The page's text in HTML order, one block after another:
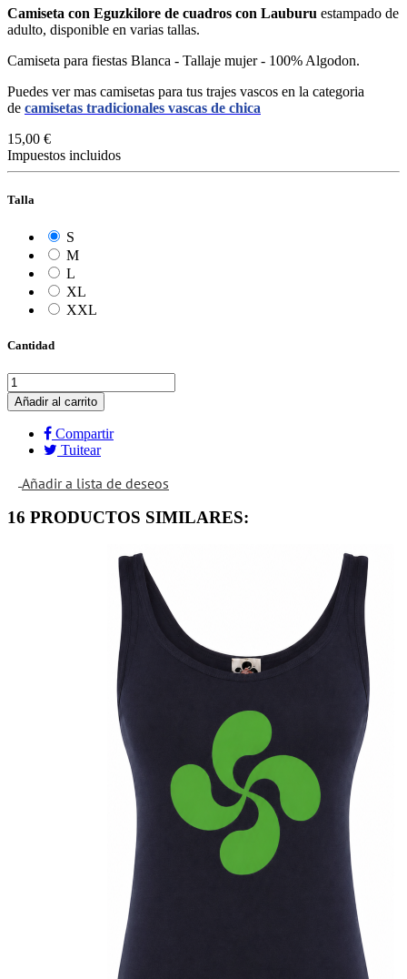
Camiseta con Eguzkilore de cuadros con Lauburu estampado de
adulto, disponible en varias tallas.
Camiseta para fiestas Blanca - Tallaje mujer - 100% Algodon.
Puedes ver mas camisetas para tus trajes vascos en la categoria
de camisetas tradicionales vascas de chica
15,00 €
Impuestos incluidos
Talla
S
M
L
XL
XXL
Cantidad
Añadir al carrito
Compartir
Tuitear
Añadir a lista de deseos
16 PRODUCTOS SIMILARES: